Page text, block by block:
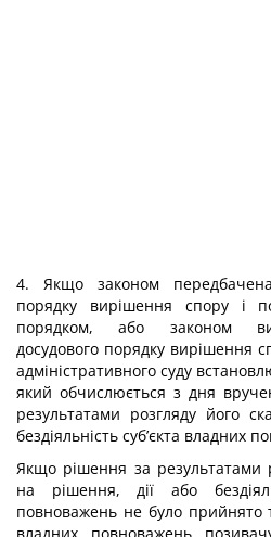
4. Якщо законом передбачена
порядку вирішення спору і
порядком, або законом
досудового порядку вирішення
адміністративного суду
який обчислюється з дня
результатами розгляду його
бездіяльність суб’єкта владних
Якщо рішення за результатами
на рішення, дії або
повноважень не було прийнято